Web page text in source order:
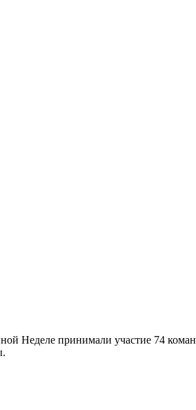
Неделе принимали участие 74